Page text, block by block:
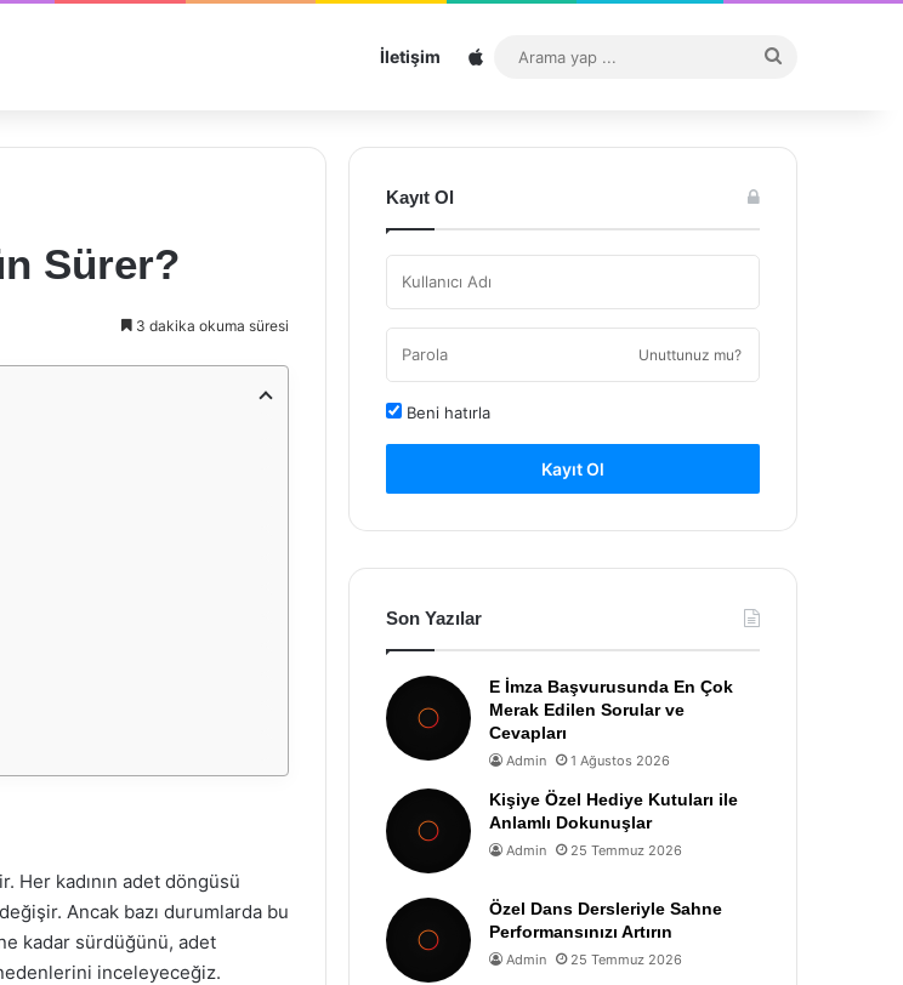
İletişim Sitemap
...
Sürer?
3 dakika okuma süresi
Her kadının adet döngüsü
Ancak bazı durumlarda bu
kadar sürdüğünü, adet
inceleyeceğiz.
Kayıt Ol
Unuttunuz mu?
Beni hatırla
Kayıt Ol
Son Yazılar
E İmza Başvurusunda En Çok
Merak Edilen Sorular ve
Cevapları
Admin 1 Ağustos 2026
Kişiye Özel Hediye Kutuları ile
Anlamlı Dokunuşlar
Admin 25 Temmuz 2026
Özel Dans Dersleriyle Sahne
Performansınızı Artırın
Admin 25 Temmuz 2026